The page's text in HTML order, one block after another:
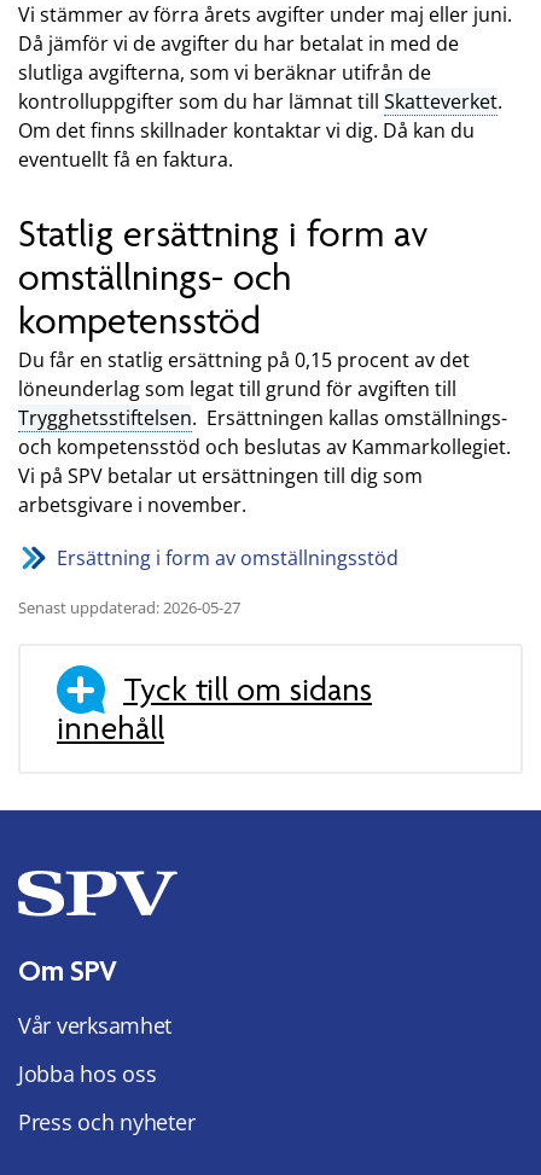
Vi stämmer av förra årets avgifter under maj eller juni.
Då jämför vi de avgifter du har betalat in med de
slutliga avgifterna, som vi beräknar utifrån de
kontrolluppgifter som du har lämnat till Skatteverket.
Om det finns skillnader kontaktar vi dig. Då kan du
eventuellt få en faktura.
Statlig ersättning i form av
omställnings- och
kompetensstöd
Du får en statlig ersättning på 0,15 procent av det
löneunderlag som legat till grund för avgiften till
Trygghetsstiftelsen. Ersättningen kallas omställnings-
och kompetensstöd och beslutas av Kammarkollegiet.
Vi på SPV betalar ut ersättningen till dig som
arbetsgivare i november.
Ersättning i form av omställningsstöd
Senast uppdaterad: 2026-05-27
Tyck till om sidans
innehåll
Om SPV
Vår verksamhet
Jobba hos oss
Press och nyheter